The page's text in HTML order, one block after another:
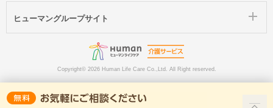
ヒューマングループサイト
Copyright© 2026 Human Life Care Co.,Ltd. All Right reserved.